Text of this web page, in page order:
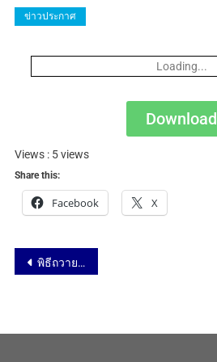
ข่าวประกาศ
Loading...
Download
Views : 5 views
Share this:
Facebook X
พิธีถวายความอาลัยและน้อมรำลึกในพระมหากรุณาธิคุณ แด่ สมเด็จพระนางเจ้าสิริกิติ์ พระบรมราชินีนาถ พระบรมราชชนนีพันปีหลวง วันที่ 27 ตุลาคม 2568